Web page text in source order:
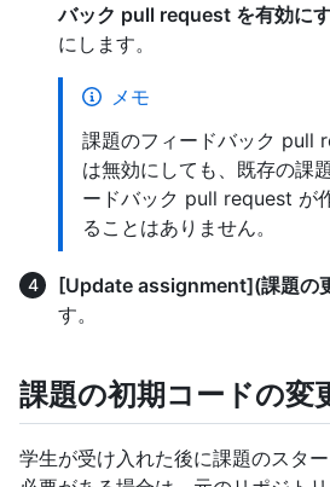
バック pull request を有効に
にします。
メモ
課題のフィードバック pull
は無効にしても、既存の課
ードバック pull request が
ることはありません。
[Update assignment](課題の
す。
課題の初期コードの変
学生が受け入れた後に課題のスタ